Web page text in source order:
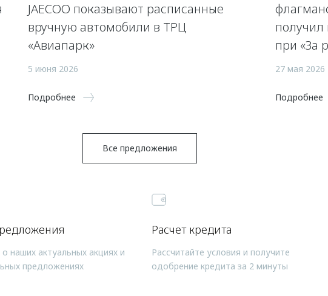
JAECOO показывают расписанные
вручную автомобили в ТРЦ
«Авиапарк»
5 июня 2026
Подробнее
получил
при «За
27 мая 2026
Подробнее
Все предложения
наших актуальных акциях и
предложениях
Расчет кредита
Рассчитайте условия и получите
одобрение кредита за 2 минуты